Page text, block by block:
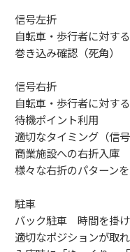
信号左折
自転車・歩行者に対す
巻き込み確認（死角）
信号右折
自転車・歩行者に対す
待機ポイント利用
適切なタイミング（信
商業施設への右折入庫
様々な右折のパターン
駐車
バック駐車 時間を掛
適切なポジションが取